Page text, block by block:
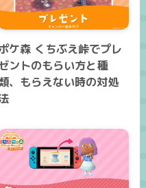
ケ森 くちぶえ峠でプレ
ントのもらい方と種
、もらえない時の対処